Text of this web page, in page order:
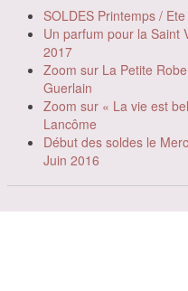
SOLDES Printemps /
Un parfum pour la Saint
2017
Zoom sur La Petite
Guerlain
Zoom sur « La vie est
Lancôme
Début des soldes le
Juin 2016